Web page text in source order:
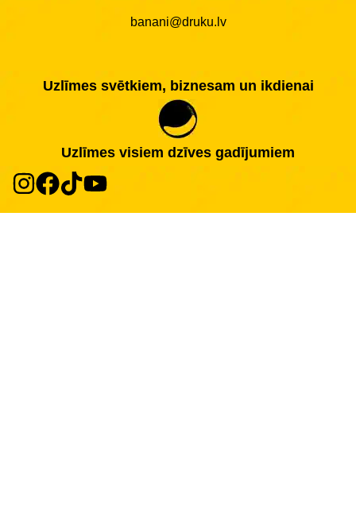
banani@druku.lv
Uzlīmes svētkiem, biznesam un ikdienai
Uzlīmes visiem dzīves gadījumiem